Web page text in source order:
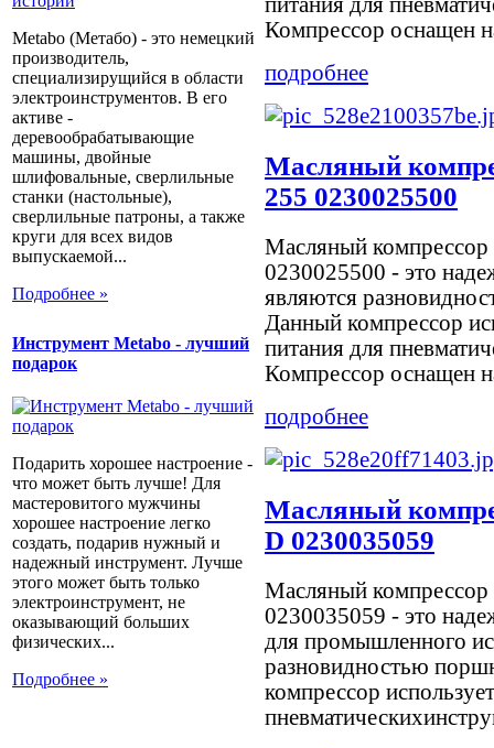
Metabo (Метабо) - это немецкий
производитель,
специализирущийся в области
электроинструментов. В его
активе -
деревообрабатывающие
машины, двойные
шлифовальные, сверлильные
станки (настольные),
сверлильные патроны, а также
круги для всех видов
выпускаемой...
Подробнее »
Инструмент Metabo - лучший
подарок
Подарить хорошее настроение -
что может быть лучше! Для
мастеровитого мужчины
хорошее настроение легко
создать, подарив нужный и
надежный инструмент. Лучше
этого может быть только
электроинструмент, не
оказывающий больших
физических...
Подробнее »
Компрессор оснащен
подробнее
Масляный
255 0230025500
Масляный
0230025500 - это
являются
Данный компрессор
питания для
Компрессор оснащен
подробнее
Масляный
D 0230035059
Масляный
0230035059 - это
для промышленного
разновидностью
компрессор